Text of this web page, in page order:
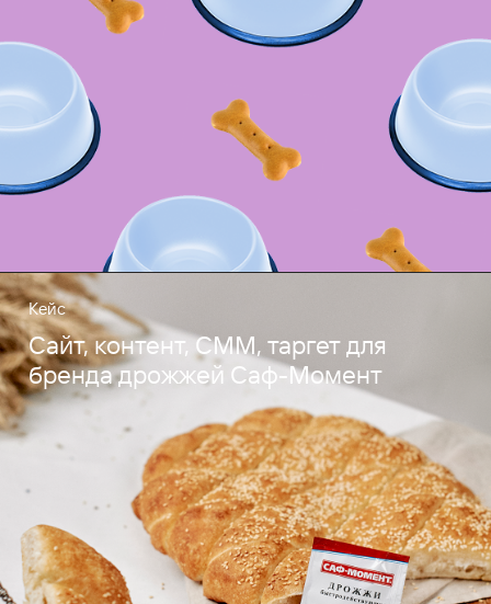
Кейс
Сайт, контент, СММ, таргет для
бренда дрожжей Саф-Момент